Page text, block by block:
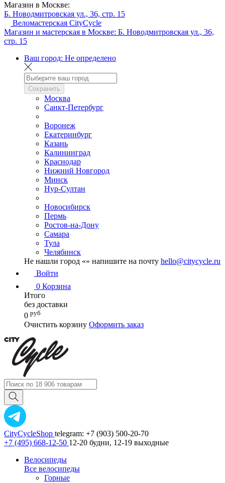
Магазин в Москве:
Б. Новодмитровская ул., 36, стр. 15
Веломастерская CityCycle
Магазин и мастерская в Москве: Б. Новодмитровская ул., 36,
стр. 15
Ваш город: Не определено
Сохранить
Москва
Санкт-Петербург
Воронеж
Екатеринбург
Казань
Калининград
Краснодар
Нижний Новгород
Минск
Нур-Султан
Новосибирск
Пермь
Ростов-на-Дону
Самара
Тула
Челябинск
Не нашли город «» напишите на почту hello@citycycle.ru
Войти
0 Корзина
Итого
без доставки
0 руб
Очистить корзину Оформить заказ
CityCycleShop telegram: +7 (903) 500-20-70
+7 (495) 668-12-50 12-20 будни, 12-19 выходные
Велосипеды
Все велосипеды
Горные